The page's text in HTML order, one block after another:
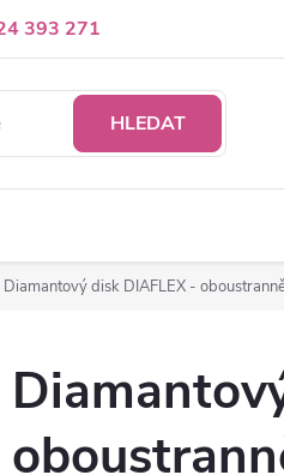
393 271
HLEDAT
Diamantový disk DIAFLEX -